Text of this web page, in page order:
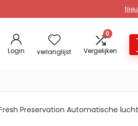
Login verlanglijst
0
Vergelijken
Preservation Automatische